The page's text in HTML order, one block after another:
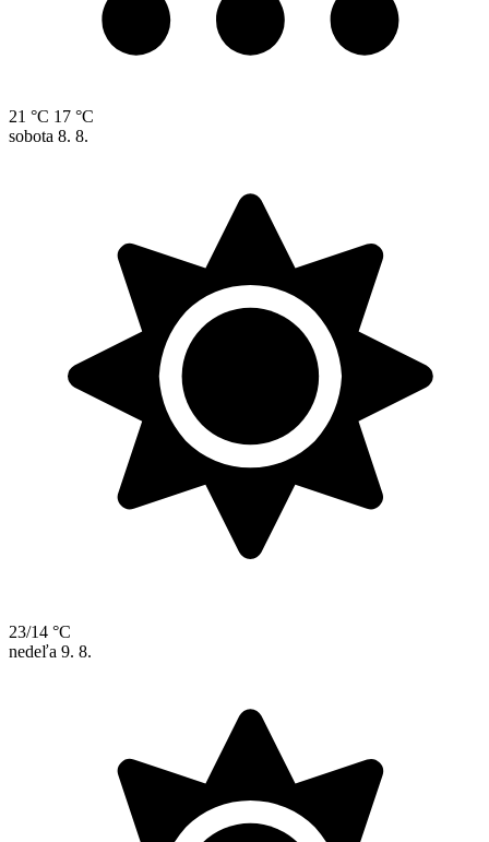
21 °C 17 °C
sobota 8. 8.
23/14 °C
nedeľa 9. 8.